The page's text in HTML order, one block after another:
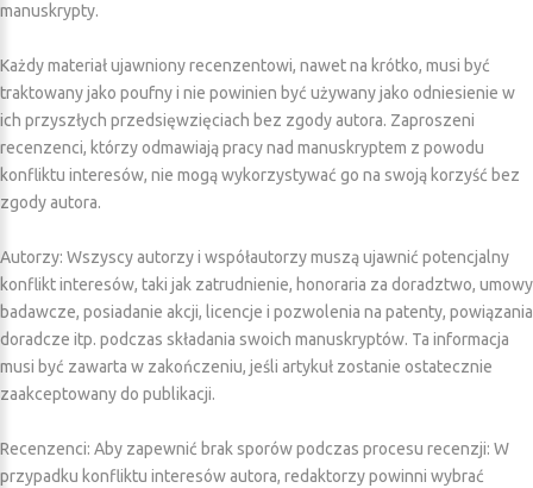
manuskrypty.
Każdy materiał ujawniony recenzentowi, nawet na krótko, musi być
traktowany jako poufny i nie powinien być używany jako odniesienie w
ich przyszłych przedsięwzięciach bez zgody autora. Zaproszeni
recenzenci, którzy odmawiają pracy nad manuskryptem z powodu
konfliktu interesów, nie mogą wykorzystywać go na swoją korzyść bez
zgody autora.
Autorzy: Wszyscy autorzy i współautorzy muszą ujawnić potencjalny
konflikt interesów, taki jak zatrudnienie, honoraria za doradztwo, umowy
badawcze, posiadanie akcji, licencje i pozwolenia na patenty, powiązania
doradcze itp. podczas składania swoich manuskryptów. Ta informacja
musi być zawarta w zakończeniu, jeśli artykuł zostanie ostatecznie
zaakceptowany do publikacji.
Recenzenci: Aby zapewnić brak sporów podczas procesu recenzji: W
przypadku konfliktu interesów autora, redaktorzy powinni wybrać